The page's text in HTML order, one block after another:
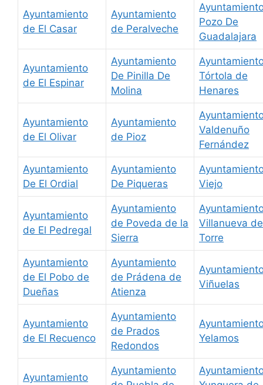
Ayuntamiento
de El Casar
Ayuntamiento
de Peralveche
Pozo De
Guadalajara
Ayuntamiento
de El Espinar
Ayuntamiento
De Pinilla De
Molina
Tórtola de
Henares
Ayuntamiento
de El Olivar
Ayuntamiento
de Pioz
Valdenuño
Fernández
Ayuntamiento
De El Ordial
Ayuntamiento
De Piqueras
Viejo
Ayuntamiento
de El Pedregal
Ayuntamiento
de Poveda de la
Sierra
Villanueva
Torre
Ayuntamiento
de El Pobo de
Dueñas
Ayuntamiento
de Prádena de
Atienza
Viñuelas
Ayuntamiento
de El Recuenco
Ayuntamiento
de Prados
Redondos
Yelamos
Ayuntamiento
Ayuntamiento